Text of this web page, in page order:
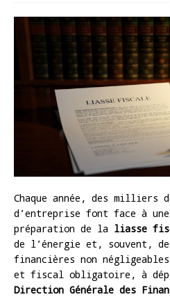
Chaque année, des milliers
d’entreprise font face à
préparation de la liasse
de l’énergie et, souvent,
financières non
et fiscal obligatoire, à
Direction Générale des